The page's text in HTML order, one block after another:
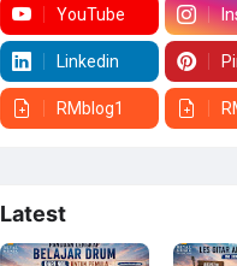
YouTube
Linkedin
RMblog1
Latest